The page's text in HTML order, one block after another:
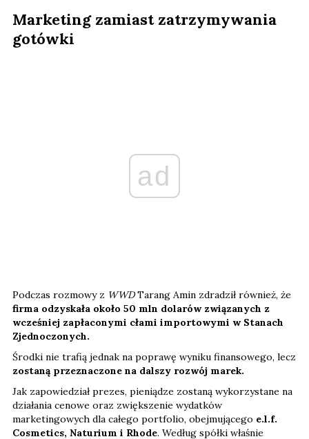
Marketing zamiast zatrzymywania
gotówki
ad
Podczas rozmowy z WWDTarang Amin zdradził również, że
firma odzyskała około 50 mln dolarów związanych z
wcześniej zapłaconymi cłami importowymi w Stanach
Zjednoczonych.
Środki nie trafią jednak na poprawę wyniku finansowego, lecz
zostaną przeznaczone na dalszy rozwój marek.
Jak zapowiedział prezes, pieniądze zostaną wykorzystane na
działania cenowe oraz zwiększenie wydatków
marketingowych dla całego portfolio, obejmującego e.l.f.
Cosmetics, Naturium i Rhode. Według spółki właśnie